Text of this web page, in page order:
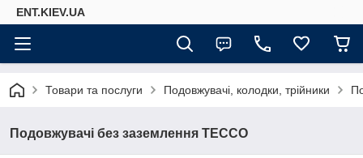
ENT.KIEV.UA
Товари та послуги Подовжувачі, колодки, трійники
Подовжувачі без заземлення TECCO